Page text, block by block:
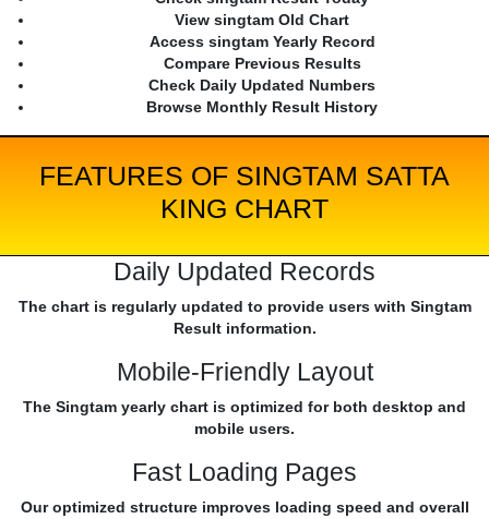
View singtam Old Chart
Access singtam Yearly Record
Compare Previous Results
Check Daily Updated Numbers
Browse Monthly Result History
FEATURES OF SINGTAM SATTA
KING CHART
Daily Updated Records
The chart is regularly updated to provide users with Singtam
Result information.
Mobile-Friendly Layout
The Singtam yearly chart is optimized for both desktop and
mobile users.
Fast Loading Pages
Our optimized structure improves loading speed and overall